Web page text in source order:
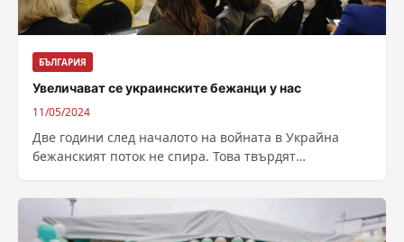
БЪЛГАРИЯ
Увеличават се украинските бежанци у нас
11/05/2024
Две години след началото на войната в Украйна
бежанският поток не спира. Това твърдят